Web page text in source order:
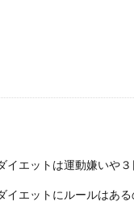
イエットは運動嫌いや３
イエットにルールはある